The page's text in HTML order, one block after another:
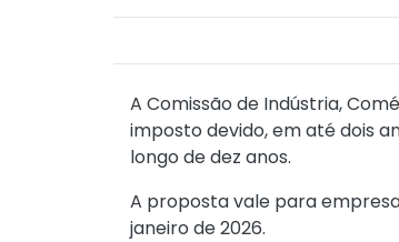
A Comissão de Indústria,
imposto devido, em até dois
longo de dez anos.
A proposta vale para
janeiro de 2026.